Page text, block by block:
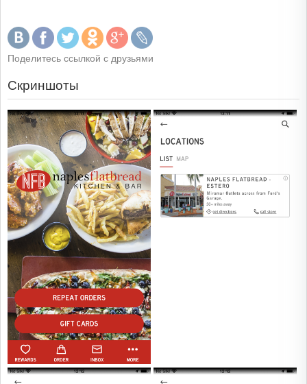
Поделитесь ссылкой с друзьями
Скриншоты